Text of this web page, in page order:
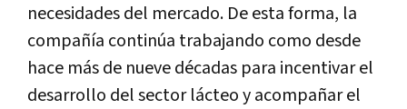
necesidades del mercado. De esta forma, la
compañía continúa trabajando como desde
hace más de nueve décadas para incentivar el
desarrollo del sector lácteo y acompañar el